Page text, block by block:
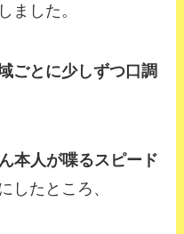
ました。
ごとに少しずつ口調
本人が喋るスピード
したところ、